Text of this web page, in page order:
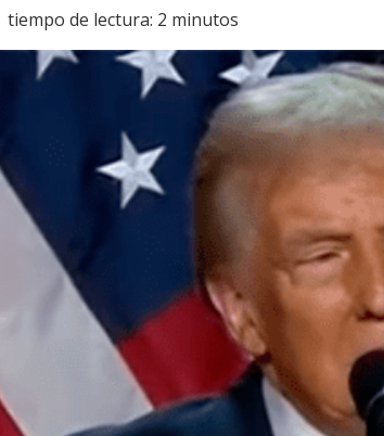
tiempo de lectura: 2 minutos